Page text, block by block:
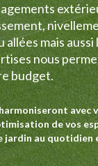
mais
nous
budget.
de vos
jardin au